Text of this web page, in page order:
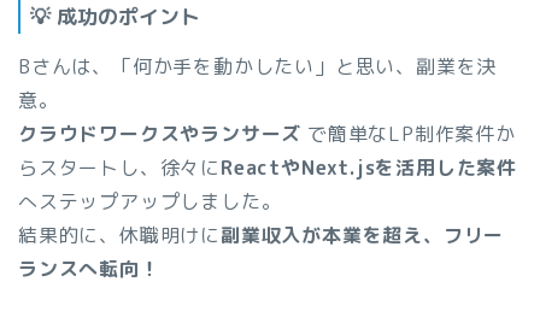
💡 成功のポイント
Bさんは、「何か手を動かしたい」と思い、副業を決
意。
クラウドワークスやランサーズ で簡単なLP制作案件か
らスタートし、徐々にReactやNext.jsを活用した案件
へステップアップしました。
結果的に、休職明けに副業収入が本業を超え、フリー
ランスへ転向！